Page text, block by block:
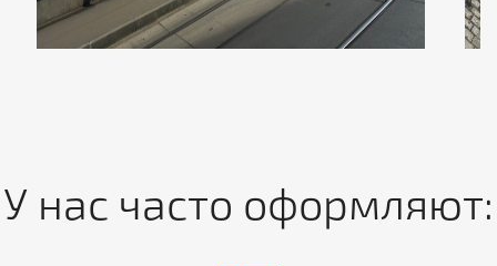
У нас часто оформляют: